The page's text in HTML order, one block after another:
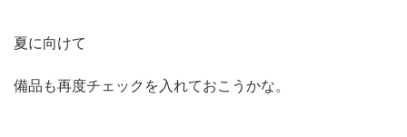
夏に向けて
備品も再度チェックを入れておこうかな。